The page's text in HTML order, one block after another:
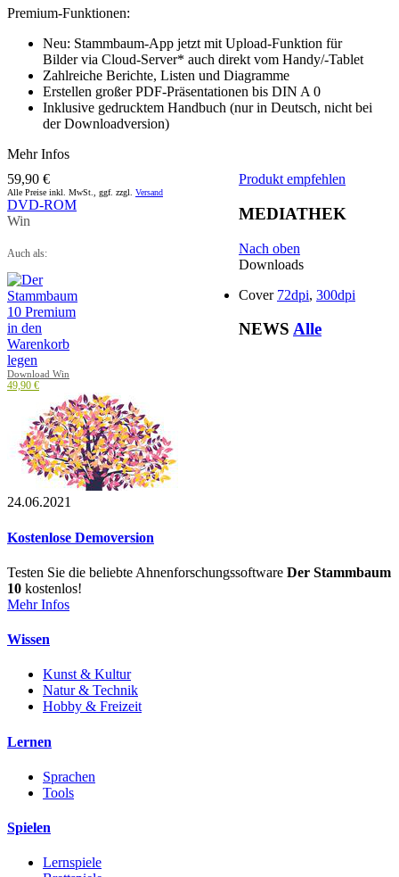
Premium-Funktionen:
Neu: Stammbaum-App jetzt mit Upload-Funktion für
Bilder via Cloud-Server* auch direkt vom Handy/-Tablet
Zahlreiche Berichte, Listen und Diagramme
Erstellen großer PDF-Präsentationen bis DIN A 0
Inklusive gedrucktem Handbuch (nur in Deutsch, nicht bei
der Downloadversion)
Mehr Infos
59,90 €
Alle Preise inkl. MwSt., ggf. zzgl. Versand
DVD-ROM
Win
Auch als:
Download Win
49,90 €
Produkt empfehlen
MEDIATHEK
Nach oben
Downloads
Cover 72dpi, 300dpi
NEWS Alle
24.06.2021
Kostenlose Demoversion
Testen Sie die beliebte Ahnenforschungssoftware Der Stammbaum
10 kostenlos!
Mehr Infos
Wissen
Kunst & Kultur
Natur & Technik
Hobby & Freizeit
Lernen
Sprachen
Tools
Spielen
Lernspiele